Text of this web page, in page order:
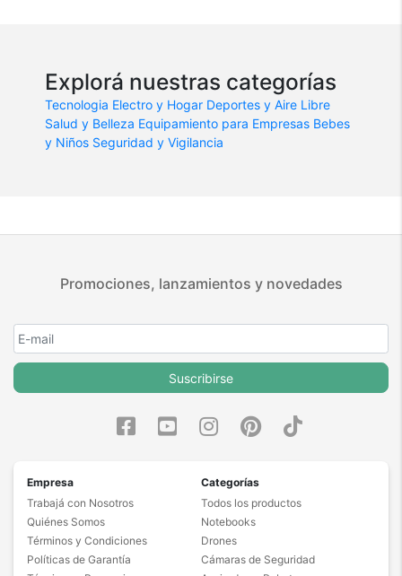
Explorá nuestras categorías
Tecnologia Electro y Hogar Deportes y Aire Libre
Salud y Belleza Equipamiento para Empresas Bebes
y Niños Seguridad y Vigilancia
Promociones, lanzamientos y novedades
Suscribirse
Empresa
Trabajá con Nosotros
Quiénes Somos
Términos y Condiciones
Políticas de Garantía
Categorías
Todos los productos
Notebooks
Drones
Cámaras de Seguridad